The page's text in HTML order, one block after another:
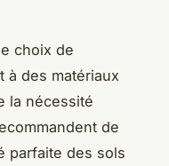
choix de
à des matériaux
la nécessité
de
parfaite des sols